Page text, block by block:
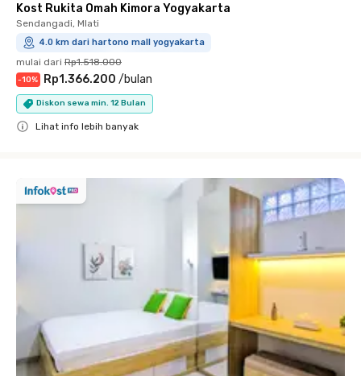
Kost Rukita Omah Kimora Yogyakarta
Sendangadi, Mlati
4.0 km dari hartono mall yogyakarta
mulai dari Rp1.518.000
-10% Rp1.366.200 /bulan
Diskon sewa min. 12 Bulan
Lihat info lebih banyak